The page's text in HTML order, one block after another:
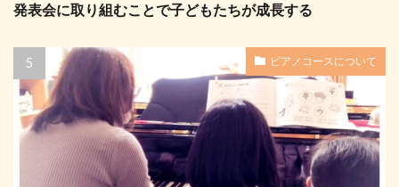
発表会に取り組むことで子どもたちが成長する
ピアノコースについて